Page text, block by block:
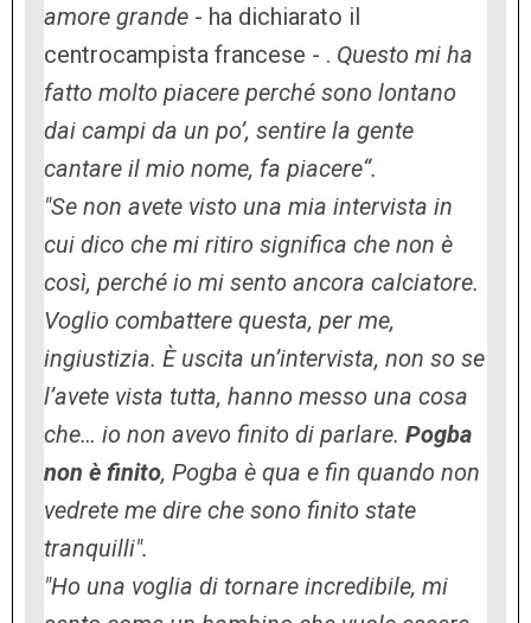
amore grande - ha dichiarato il
centrocampista francese - . Questo mi ha
fatto molto piacere perché sono lontano
dai campi da un po’, sentire la gente
cantare il mio nome, fa piacere“.
"Se non avete visto una mia intervista in
cui dico che mi ritiro significa che non è
così, perché io mi sento ancora calciatore.
Voglio combattere questa, per me,
ingiustizia. È uscita un’intervista, non so se
l’avete vista tutta, hanno messo una cosa
che… io non avevo finito di parlare. Pogba
non è finito, Pogba è qua e fin quando non
vedrete me dire che sono finito state
tranquilli".
"Ho una voglia di tornare incredibile, mi